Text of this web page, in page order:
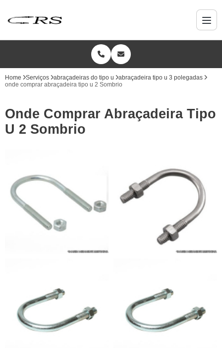
Home Serviços abraçadeiras do tipo u
abraçadeira tipo u 3 polegadas
onde comprar abraçadeira tipo u 2 Sombrio
Onde Comprar Abraçadeira Tipo
U 2 Sombrio